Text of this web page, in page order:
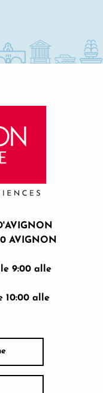
AVIGNON
9:00 alle
10:00 alle